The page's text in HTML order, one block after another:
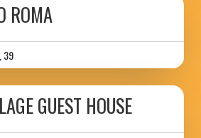
ROMA
39
GUEST HOUSE